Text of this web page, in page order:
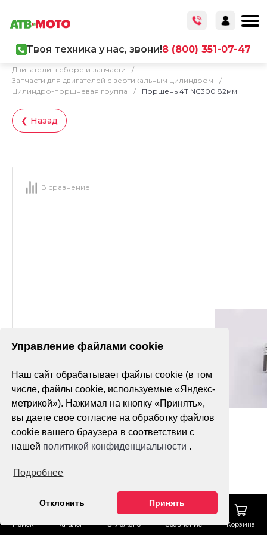
Управление файлами cookie
Наш сайт обрабатывает файлы cookie (в том
числе, файлы cookie, используемые «Яндекс-
метрикой»). Нажимая на кнопку «Принять»,
вы даете свое согласие на обработку файлов
cookie вашего браузера в соответствии с
нашей политикой конфиденциальности .
Подробнее
Отклонить Принять
Поиск Каталог Отложено Сравнение Корзина
Твоя техника у нас, звони!8 (800) 351-07-47
Двигатели в сборе и запчасти
/
Запчасти для двигателей с вертикальным цилиндром
/
Цилиндро-поршневая группа
/ Поршень 4T NC300 82мм
❮ Назад
В сравнение